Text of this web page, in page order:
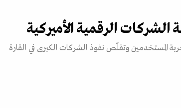
الشركات الرقمية الأميركية
المستخدمين وتقلّص نفوذ الشركات الكبرى في القارة